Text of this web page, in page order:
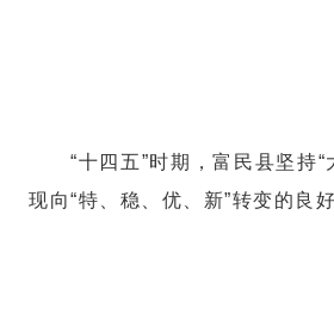
“十四五”时期，富民县坚持
现向“特、稳、优、新”转变的良好